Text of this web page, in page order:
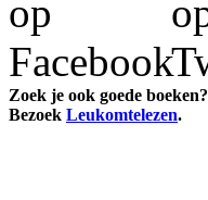
Zoek je ook goede boeken?
Bezoek Leukomtelezen.